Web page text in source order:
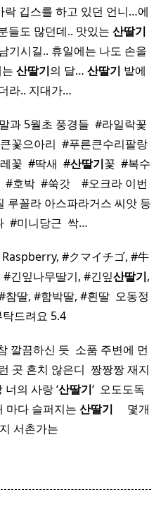
락 깁스를 하고 있던 언니…에
들도 많던데.. 맛있는 산딸기
기시길.. 휴일에는 나도 손을
산딸기의 달… 산딸기 밭에
라.. 지대가…
과 5월초 풍경들 ​ #라일락꽃
꽃으아리 ​ #푸른큰수리팔랑
꽃 ​ #딱새 ​ #산딸기꽃 ​ #복수
호박 ​ #쑥갓 ​ ​ ​ #오크라 이번
루꼴라 아스파라거스 씨앗 등
#미니당근 ​ 싹…
#クマイチゴ, #牛
긴잎나무딸기, #긴잎산딸기,
참딸, #함박딸, #흰딸 ​ 오동정
드려요 5.4
깔끔하신 듯 ​ 소품 주변에 먼
곳 흔치 않은디 ​ 짱짱짱 재지
의 사랑 ‘산딸기‘ ​ 오도도독 ​
마다 슬퍼지는 산딸기 ​ ​ ​ ​ 몇개
서촌가는